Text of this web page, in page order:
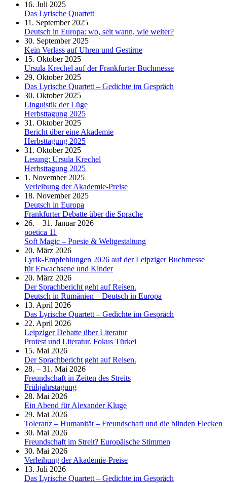
16. Juli 2025
Das Lyrische Quartett
11. September 2025
Deutsch in Europa: wo, seit wann, wie weiter?
30. September 2025
Kein Verlass auf Uhren und Gestirne
15. Oktober 2025
Ursula Krechel auf der Frankfurter Buchmesse
29. Oktober 2025
Das Lyrische Quartett – Gedichte im Gespräch
30. Oktober 2025
Linguistik der Lüge
Herbsttagung 2025
31. Oktober 2025
Bericht über eine Akademie
Herbsttagung 2025
31. Oktober 2025
Lesung: Ursula Krechel
Herbsttagung 2025
1. November 2025
Verleihung der Akademie-Preise
18. November 2025
Deutsch in Europa
Frankfurter Debatte über die Sprache
26. – 31. Januar 2026
poetica 11
Soft Magic – Poesie & Weltgestaltung
20. März 2026
Lyrik-Empfehlungen 2026 auf der Leipziger Buchmesse
für Erwachsene und Kinder
20. März 2026
Der Sprachbericht geht auf Reisen.
Deutsch in Rumänien – Deutsch in Europa
13. April 2026
Das Lyrische Quartett – Gedichte im Gespräch
22. April 2026
Leipziger Debatte über Literatur
Protest und Literatur. Fokus Türkei
15. Mai 2026
Der Sprachbericht geht auf Reisen.
28. – 31. Mai 2026
Freundschaft in Zeiten des Streits
Frühjahrstagung
28. Mai 2026
Ein Abend für Alexander Kluge
29. Mai 2026
Toleranz – Humanität – Freundschaft und die blinden Flecken
30. Mai 2026
Freundschaft im Streit? Europäische Stimmen
30. Mai 2026
Verleihung der Akademie-Preise
13. Juli 2026
Das Lyrische Quartett – Gedichte im Gespräch